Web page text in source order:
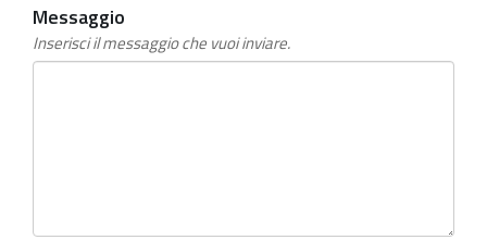
Messaggio
Inserisci il messaggio che vuoi inviare.